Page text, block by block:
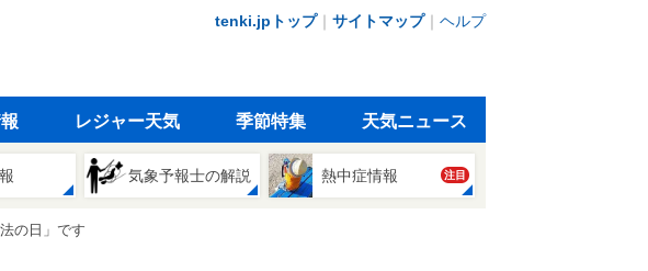
tenki.jpトップ｜ サイトマップ｜ ヘルプ
レジャー天気 季節特集 天気ニュース
気象予報士の解説 熱中症情報 注目
の日」です